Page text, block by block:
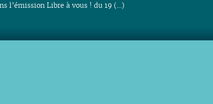
l’émission Libre à vous ! du 19 (…)